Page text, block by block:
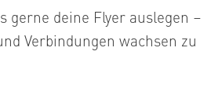
gerne deine Flyer auslegen –
Verbindungen wachsen zu